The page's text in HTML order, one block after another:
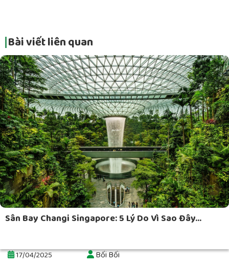
Bài viết liên quan
Sân Bay Changi Singapore: 5 Lý Do Vì Sao Đây...
17/04/2025 Bối Bối